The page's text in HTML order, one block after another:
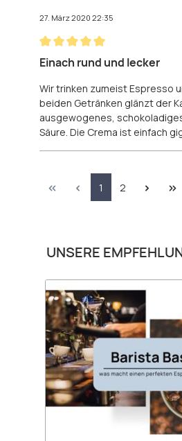
27. März 2020 22:35
Bewertung mit 5 von 5 Sternen
Einach rund und lecker
Wir trinken zumeist Espresso
beiden Getränken glänzt der
ausgewogenes,
Säure. Die Crema ist einfach
Seite
1 Seite
2
Produktgalerie überspringen
UNSERE